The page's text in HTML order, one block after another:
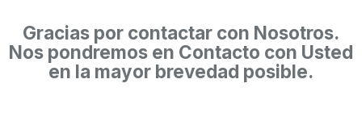
Gracias por contactar con Nosotros.
Nos pondremos en Contacto con Usted
en la mayor brevedad posible.